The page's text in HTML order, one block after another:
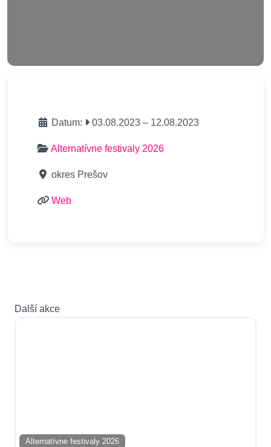
Datum: 03.08.2023 – 12.08.2023
Alternatívne festivaly 2026
okres Prešov
Web
Další akce
Alternatívne festivaly 2026